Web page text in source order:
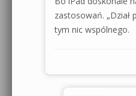
zastosowań. „Dział
tym nic wspólnego.